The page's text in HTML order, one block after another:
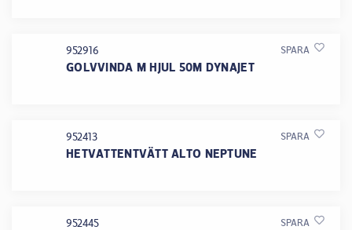
952916
GOLVVINDA M HJUL 50M DYNAJET
SPARA
952413
HETVATTENTVÄTT ALTO NEPTUNE
SPARA
952445 SPARA